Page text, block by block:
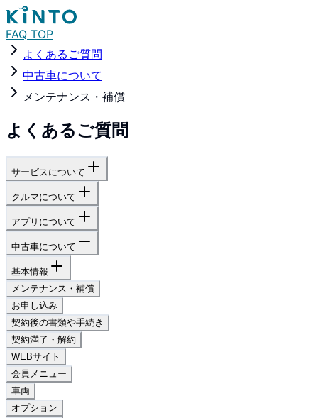
FAQ TOP
よくあるご質問
中古車について
メンテナンス・補償
よくあるご質問
サービスについて
クルマについて
アプリについて
中古車について
基本情報
メンテナンス・補償
お申し込み
契約後の書類や手続き
契約満了・解約
WEBサイト
会員メニュー
車両
オプション